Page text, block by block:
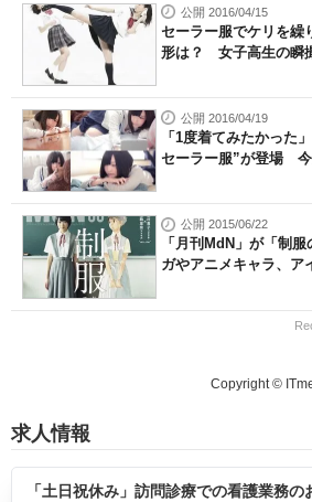
公開 2016/04/15
セーラー服でケリを繰
形は？ 女子高生の瞬
公開 2016/04/19
「1度着てみたかった
セーラー服”が登場
公開 2015/06/22
「月刊MdN」が「制
ガやアニメキャラ、ア
Copyright ©
求人情報
「土日祝休み」訪問診療での看護業務の